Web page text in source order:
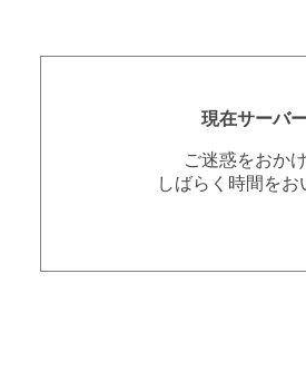
現在サーバ
ご迷惑をおか
しばらく時間を